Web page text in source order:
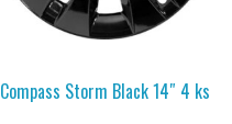
Compass Storm Black 14″ 4 ks